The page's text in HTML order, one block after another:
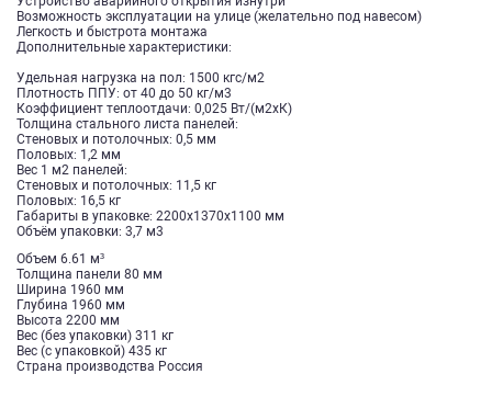
Возможность эксплуатации на улице (желательно под навесом)
Легкость и быстрота монтажа
Дополнительные характеристики:
Удельная нагрузка на пол: 1500 кгс/м2
Плотность ППУ: от 40 до 50 кг/м3
Коэффициент теплоотдачи: 0,025 Вт/(м2хК)
Толщина стального листа панелей:
Стеновых и потолочных: 0,5 мм
Половых: 1,2 мм
Вес 1 м2 панелей:
Стеновых и потолочных: 11,5 кг
Половых: 16,5 кг
Габариты в упаковке: 2200x1370x1100 мм
Объём упаковки: 3,7 м3
Объем 6.61 м³
Толщина панели 80 мм
Ширина 1960 мм
Глубина 1960 мм
Высота 2200 мм
Вес (без упаковки) 311 кг
Вес (с упаковкой) 435 кг
Страна производства Россия